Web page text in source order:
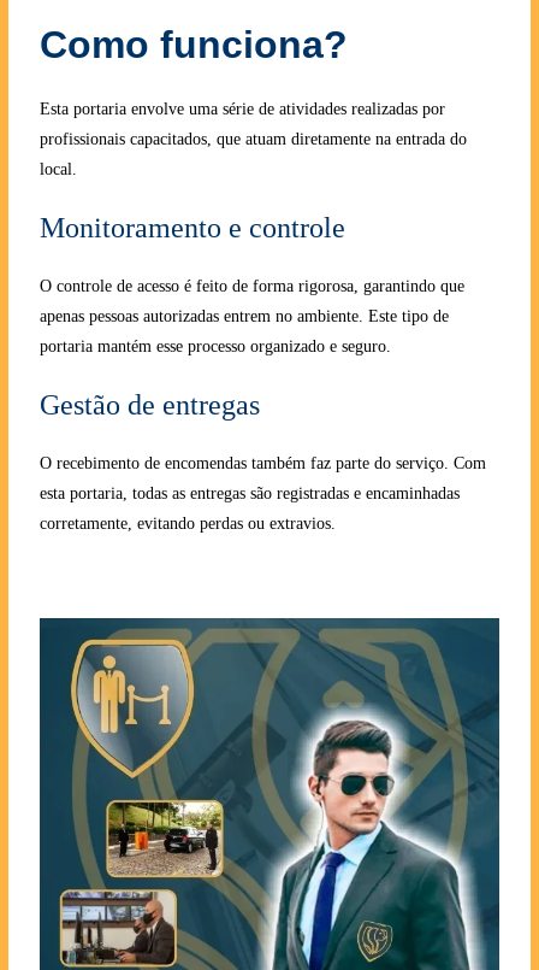
Como funciona?
Esta portaria envolve uma série de atividades realizadas por
profissionais capacitados, que atuam diretamente na entrada do
local.
Monitoramento e controle
O controle de acesso é feito de forma rigorosa, garantindo que
apenas pessoas autorizadas entrem no ambiente. Este tipo de
portaria mantém esse processo organizado e seguro.
Gestão de entregas
O recebimento de encomendas também faz parte do serviço. Com
esta portaria, todas as entregas são registradas e encaminhadas
corretamente, evitando perdas ou extravios.